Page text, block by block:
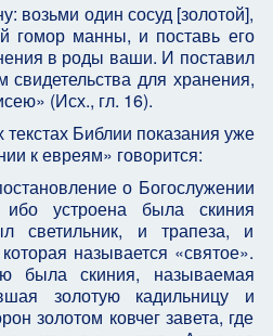
возьми один сосуд [золотой],
гомор манны, и поставь его
в роды ваши. И поставил
свидетельства для хранения,
(Исх., гл. 16).
Библии показания уже
к евреям» говорится:
о Богослужении
устроена была скиния
светильник, и трапеза, и
называется «святое».
была скиния, называемая
золотую кадильницу и
золотом ковчег завета, где